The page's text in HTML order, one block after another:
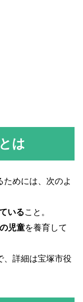
は
めには、次のよ
いること。
児童を養育して
、詳細は宝塚市役